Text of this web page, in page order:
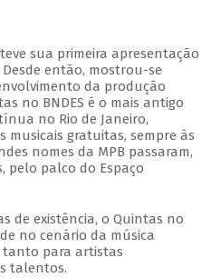
sua primeira apresentação
então, mostrou-se
da produção
no BNDES é o mais antigo
no Rio de Janeiro,
musicais gratuitas, sempre às
nomes da MPB passaram,
pelo palco do Espaço
de existência, o Quintas no
no cenário da música
tanto para artistas
talentos.